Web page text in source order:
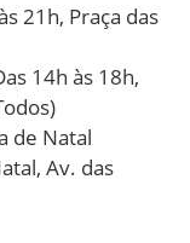
21h, Praça das
14h às 18h,
de Natal
Av. das